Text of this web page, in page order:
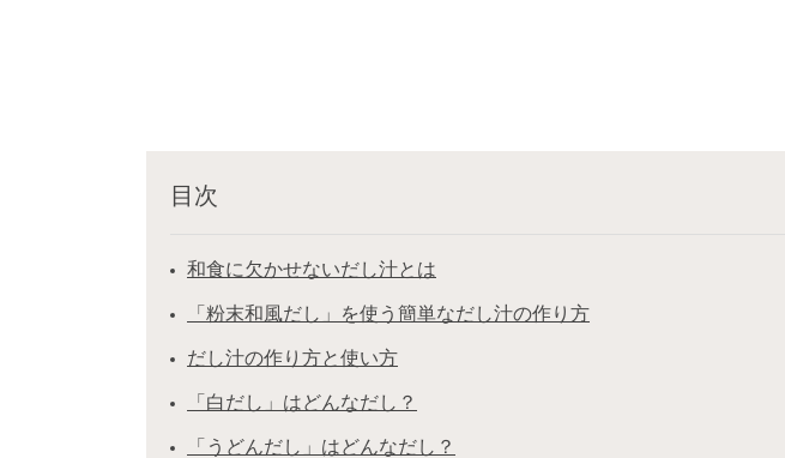
目次
和食に欠かせないだし汁とは
「粉末和風だし」を使う簡単なだし汁の作り方
だし汁の作り方と使い方
「白だし」はどんなだし？
「うどんだし」はどんなだし？